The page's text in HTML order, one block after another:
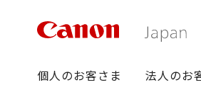
グ
ロ
個人のお客さま 法人のお